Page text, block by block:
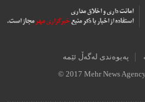
پەیوەندی لەگەڵ ئێمە
© 2017 Mehr News